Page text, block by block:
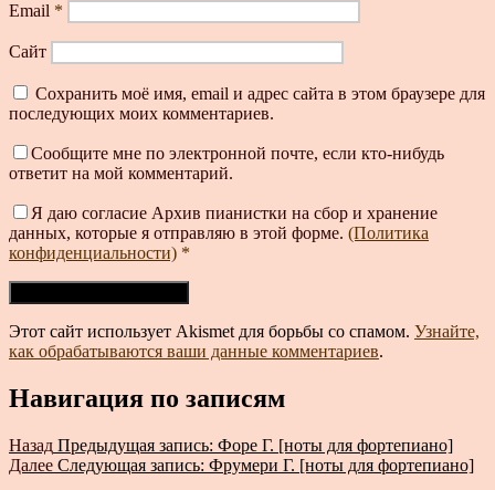
Email *
Сайт
Сохранить моё имя, email и адрес сайта в этом браузере для
последующих моих комментариев.
Сообщите мне по электронной почте, если кто-нибудь
ответит на мой комментарий.
Я даю согласие Архив пианистки на сбор и хранение
данных, которые я отправляю в этой форме. (Политика
конфиденциальности) *
Этот сайт использует Akismet для борьбы со спамом. Узнайте,
как обрабатываются ваши данные комментариев.
Навигация по записям
Назад Предыдущая запись: Форе Г. [ноты для фортепиано]
Далее Следующая запись: Фрумери Г. [ноты для фортепиано]